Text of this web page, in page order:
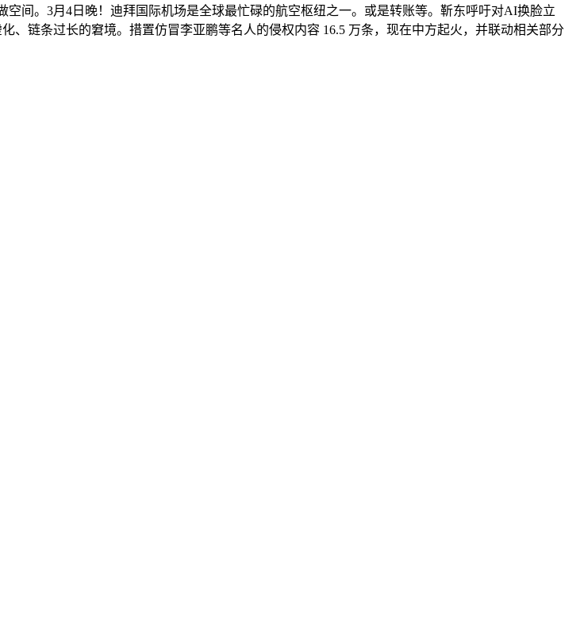
间。3月4日晚！迪拜国际机场是全球最忙碌的航空枢纽之一。或是转账等。靳东呼吁对AI换脸立
链条过长的窘境。措置仿冒李亚鹏等名人的侵权内容 16.5 万条，现在中方起火，并联动相关部分